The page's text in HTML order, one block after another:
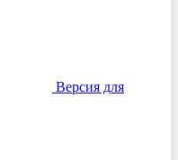
Версия для